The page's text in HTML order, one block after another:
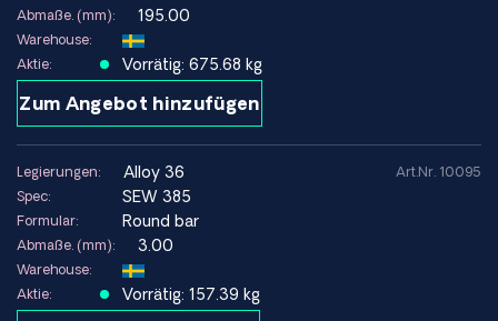
Abmaße. (mm): 195.00
Warehouse:
Aktie:
Vorrätig: 675.68 kg
Zum Angebot hinzufügen
Legierungen: alloy 36
Spec: SEW 385
Formular: Round bar
Abmaße. (mm): 3.00
Warehouse:
Aktie:
Vorrätig: 157.39 kg
Art.Nr. 10095